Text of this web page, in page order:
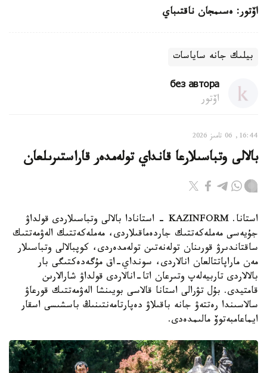
اۆتور: ەسىمجان ناقتىباي
بيلىك جانە ساياسات
без автора
اۆتور
16:44, 06 تامىز 2026
بالالى وتباسىلارعا قانداي تولەمدەر قاراستىرىلعان
استانا. KAZINFORM - استانادا بالالى وتباسىلاردى قولداۋ
جۇيەسى مەملەكەتتىك جاردەماقىلاردى، مەملەكەتتىك الەۋمەتتىك
ساقتاندىرۋ قورىنان تولەنەتىن تولەمدەردى، كوپبالالى وتباسىلار
مەن ماراپاتتالعان انالاردى، سونداي-اق مۇگەدەكتىگى بار
بالالاردى تاربيەلەپ وتىرعان اتا-انالاردى قولداۋ شارالارىن
قامتيدى. بۇل تۋرالى استانا قالاسى بويىنشا الەۋمەتتىك قورعاۋ
سالاسىندا رەتتەۋ جانە باقىلاۋ دەپارتامەنتىنىڭ باسشىسى اسقار
ايماعامبەتوۆ مالىمدەدى.